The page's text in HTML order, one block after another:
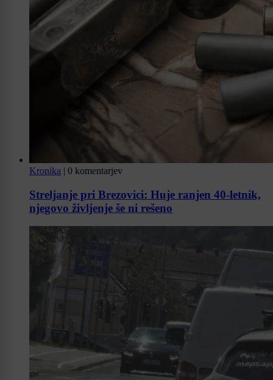
Kronika | 0 komentarjev
Streljanje pri Brezovici: Huje ranjen 40-letnik,
njegovo življenje še ni rešeno